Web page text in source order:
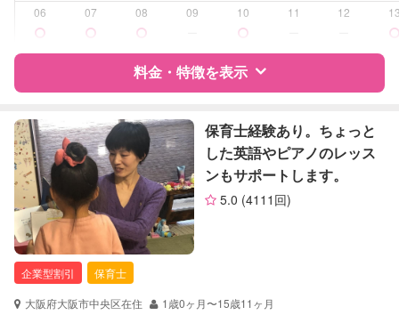
06
07 08 09 10 11 12
料金・特徴を表示
特徴 料金 レビュー
サポートの特徴
資格
企業型割引対象(旧内閣府補助対象)
自治体届出済ベビーシッター
保育士
保育士経験あり。ちょっと
した英語やピアノのレッス
ンもサポートします。
5.0 (4111回)
企業型割引
保育士
大阪府大阪市中央区在住
1歳0ヶ月〜15歳11ヶ月